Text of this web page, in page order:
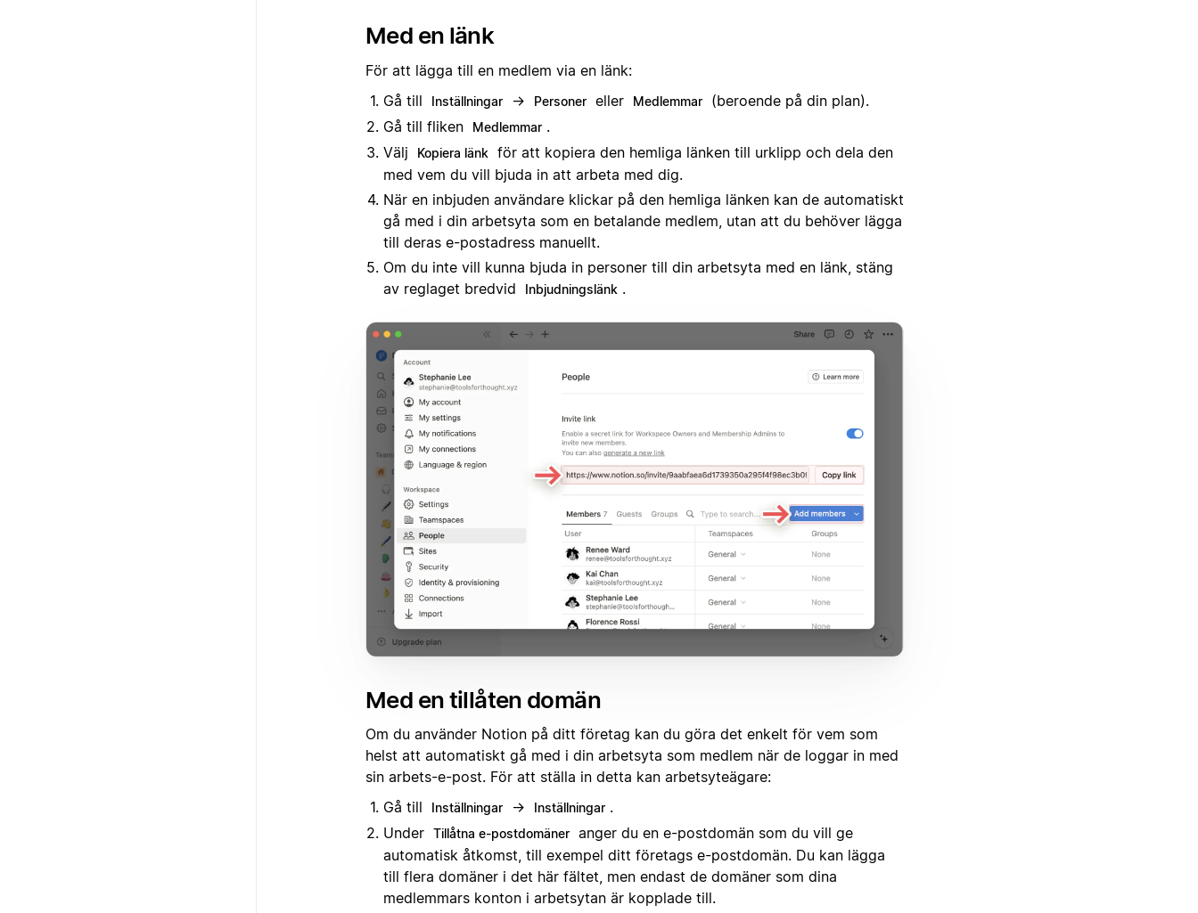
Med en länk
För att lägga till en medlem via en länk:
Gå till
Inställningar → Personer eller Medlemmar
(beroende på din plan).
Gå till fliken
Medlemmar .
Välj
Kopiera länk för att kopiera den hemliga länken till urklipp och dela den
med vem du vill bjuda in att arbeta med dig.
När en inbjuden användare klickar på den hemliga länken kan de automatiskt
gå med i din arbetsyta som en betalande medlem, utan att du behöver lägga
till deras e-postadress manuellt.
Om du inte vill kunna bjuda in personer till din arbetsyta med en länk, stäng
av reglaget bredvid
Inbjudningslänk .
Med en tillåten domän
Om du använder Notion på ditt företag kan du göra det enkelt för vem som
helst att automatiskt gå med i din arbetsyta som medlem när de loggar in med
sin arbets-e-post. För att ställa in detta kan arbetsyteägare:
Gå till
Inställningar → Inställningar .
Under Tillåtna e-postdomäner anger du en e-postdomän som du vill ge
automatisk åtkomst, till exempel ditt företags e-postdomän. Du kan lägga
till flera domäner i det här fältet, men endast de domäner som dina
medlemmars konton i arbetsytan är kopplade till.